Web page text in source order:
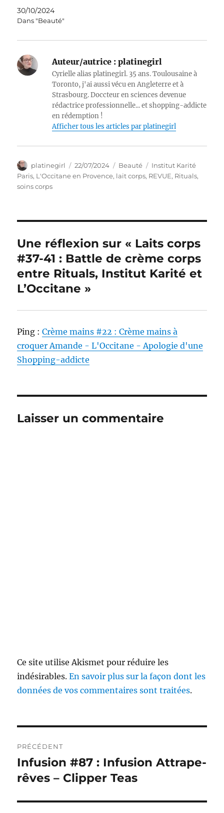
30/10/2024
Dans "Beauté"
Auteur/autrice : platinegirl
Cyrielle alias platinegirl. 35 ans. Toulousaine à
Toronto, j'ai aussi vécu en Angleterre et à
Strasbourg. Doccteur en sciences devenue
rédactrice professionnelle... et shopping-addicte
en rédemption !
Afficher tous les articles par platinegirl
Auteur
platinegirl
Publié
le
22/07/2024 Catégories
Beauté Étiquettes
Institut Karité
Paris, L'Occitane en Provence, lait corps, REVUE, Rituals,
soins corps
Une réflexion sur « Laits corps
#37-41 : Battle de crème corps
entre Rituals, Institut Karité et
L’Occitane »
Ping :Crème mains #22 : Crème mains à
croquer Amande - L'Occitane - Apologie d'une
Shopping-addicte
Laisser un commentaire
Ce site utilise Akismet pour réduire les
indésirables.En savoir plus sur la façon dont les
données de vos commentaires sont traitées.
de
l’article
PRÉCÉDENT
Publication
précédente :
Infusion #87 : Infusion Attrape-
rêves – Clipper Teas